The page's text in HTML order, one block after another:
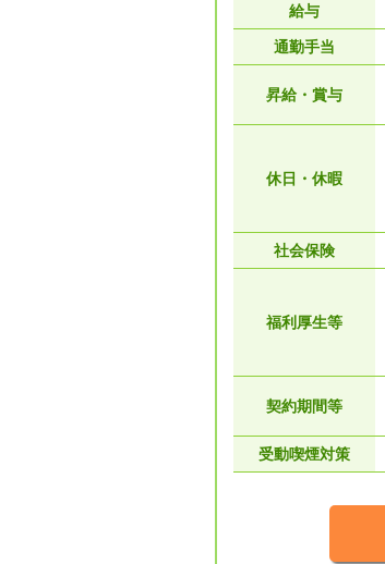
給与
通勤手当
昇給・賞与
休日・休暇
社会保険
福利厚生等
契約期間等
受動喫煙対策